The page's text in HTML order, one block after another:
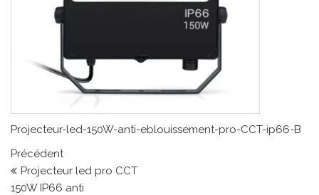
Projecteur-led-150W-anti-eblouissement-pro-CCT-ip66-B
Navigation de l’article
Article précédent
Précédent
Projecteur led pro CCT
150W IP66 anti